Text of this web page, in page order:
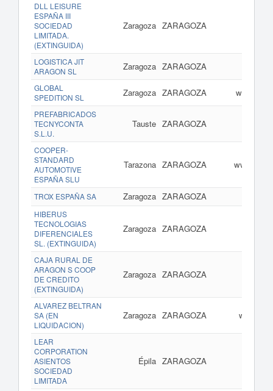
DLL LEISURE
ESPAÑA III
SOCIEDAD
LIMITADA.
(EXTINGUIDA)
Zaragoza ZARAGOZA
LOGISTICA JIT
ARAGON SL
Zaragoza ZARAGOZA
GLOBAL
SPEDITION SL
Zaragoza ZARAGOZA
PREFABRICADOS
TECNYCONTA
S.L.U.
Tauste ZARAGOZA
COOPER-
STANDARD
AUTOMOTIVE
ESPAÑA SLU
Tarazona ZARAGOZA
TROX ESPAÑA SA Zaragoza ZARAGOZA
HIBERUS
TECNOLOGIAS
DIFERENCIALES
SL. (EXTINGUIDA)
Zaragoza ZARAGOZA
CAJA RURAL DE
ARAGON S COOP
DE CREDITO
(EXTINGUIDA)
Zaragoza ZARAGOZA
ALVAREZ BELTRAN
SA (EN
LIQUIDACION)
Zaragoza ZARAGOZA
LEAR
CORPORATION
ASIENTOS
SOCIEDAD
LIMITADA
Épila ZARAGOZA